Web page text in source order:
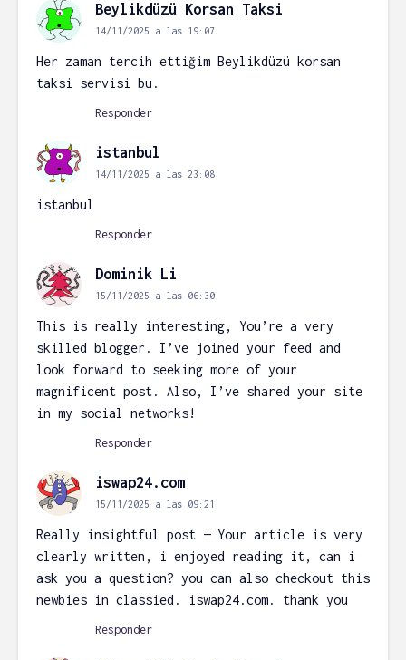
Beylikdüzü Korsan Taksi
14/11/2025 a las 19:07
Her zaman tercih ettiğim Beylikdüzü korsan
taksi servisi bu.
Responder
istanbul
14/11/2025 a las 23:08
istanbul
Responder
Dominik Li
15/11/2025 a las 06:30
This is really interesting, You’re a very
skilled blogger. I’ve joined your feed and
look forward to seeking more of your
magnificent post. Also, I’ve shared your site
in my social networks!
Responder
iswap24.com
15/11/2025 a las 09:21
Really insightful post — Your article is very
clearly written, i enjoyed reading it, can i
ask you a question? you can also checkout this
newbies in classied. iswap24.com. thank you
Responder